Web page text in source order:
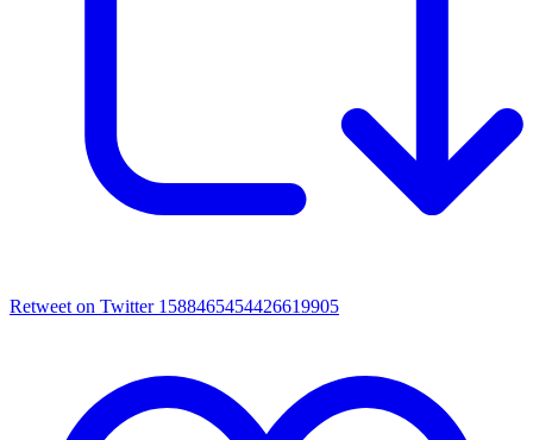
Retweet on Twitter 1588465454426619905